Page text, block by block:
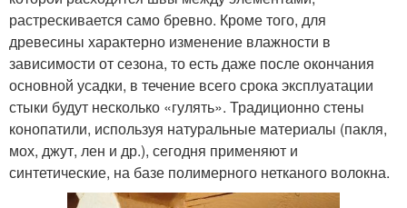
растрескивается само бревно. Кроме того, для
древесины характерно изменение влажности в
зависимости от сезона, то есть даже после окончания
основной усадки, в течение всего срока эксплуатации
стыки будут несколько «гулять». Традиционно стены
конопатили, используя натуральные материалы (пакля,
мох, джут, лен и др.), сегодня применяют и
синтетические, на базе полимерного нетканого волокна.